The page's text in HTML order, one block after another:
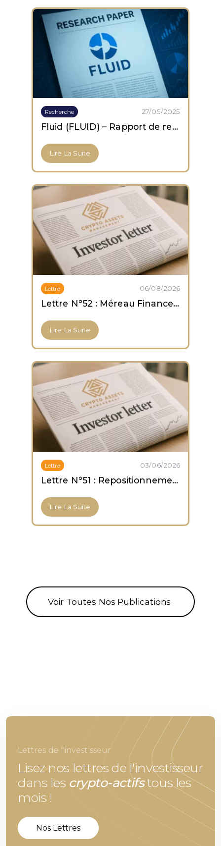
Recherche 27/05/2025
Fluid (FLUID) – Rapport de recherche
Lire La Suite
Lettre 06/08/2026
Lettre N°52 : Méreau Finance obtient son agrément PSCA
Lire La Suite
Lettre 03/06/2026
Lettre N°51 : Repositionnement prudent ; capitulation des altcoins ; accumulation des ETF Bitcoin
Lire La Suite
Voir Toutes Nos Publications
Lettres de l'investisseur
Lisez nos lettres de l'investisseur
dans les crypto-actifstous les
mois !
Nos Lettres